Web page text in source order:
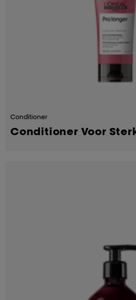
Conditioner
Conditioner Voor